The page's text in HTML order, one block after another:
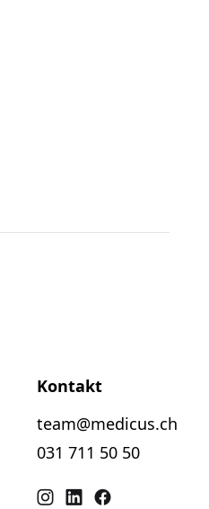
Kontakt
team@medicus.ch
031 711 50 50